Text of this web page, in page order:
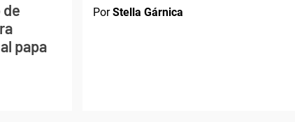
papa
PorStella Gárnica